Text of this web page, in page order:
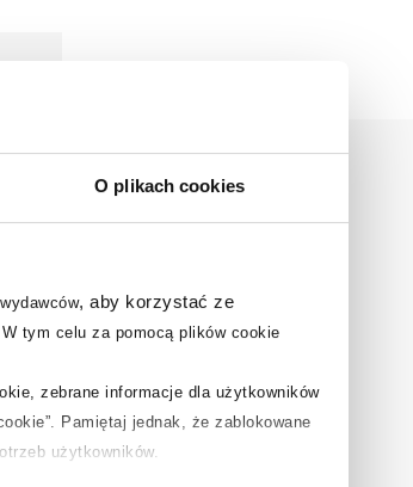
O plikach cookies
wydawców, aby korzystać ze
W tym celu za pomocą plików cookie
zebrane informacje dla użytkowników
Pamiętaj jednak, że zablokowane
użytkowników.